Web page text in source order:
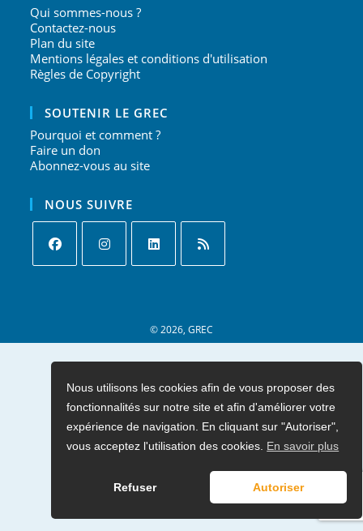
Qui sommes-nous ?
Contactez-nous
Plan du site
Mentions légales et conditions d'utilisation
Règles de Copyright
SOUTENIR LE GREC
Pourquoi et comment ?
Faire un don
Abonnez-vous au site
NOUS SUIVRE
onglet
onglet
© 2026, GREC
Nous utilisons les cookies afin de vous proposer des
fonctionnalités sur notre site et afin d'améliorer votre
expérience de navigation. En cliquant sur "Autoriser",
vous acceptez l'utilisation des cookies. En savoir plus
Refuser Autoriser